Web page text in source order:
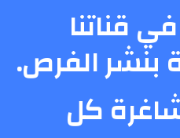
قناتنا
بنشر الفرص.
كل